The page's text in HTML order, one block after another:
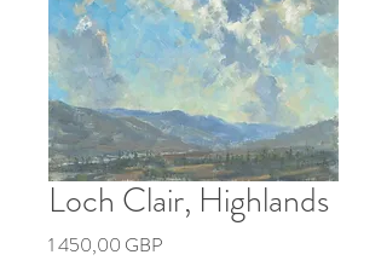
Loch Clair, Highlands
1 450,00 GBP